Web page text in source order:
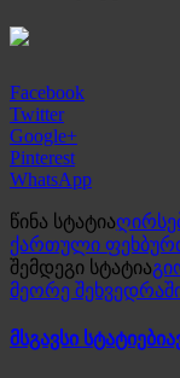
Facebook
Twitter
Google+
Pinterest
WhatsApp
წინა სტატია
ქართული
შემდეგი სტატია
მეორე
მსგავსი სტატიები